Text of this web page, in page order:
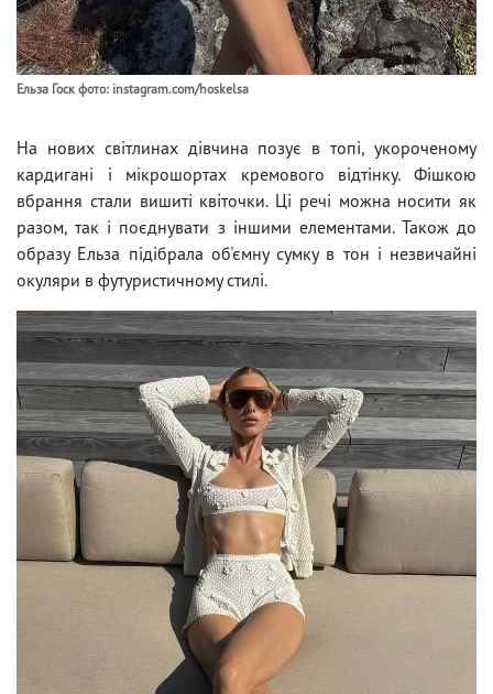
Ельза Госк фото: instagram.com/hoskelsa
На нових світлинах дівчина позує в топі, укороченому
кардигані і мікрошортах кремового відтінку. Фішкою
вбрання стали вишиті квіточки. Ці речі можна носити як
разом, так і поєднувати з іншими елементами. Також до
образу Ельза підібрала об'ємну сумку в тон і незвичайні
окуляри в футуристичному стилі.